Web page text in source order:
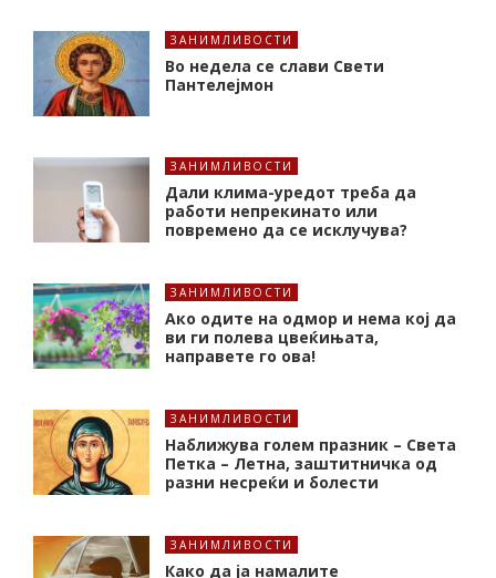
ЗАНИМЛИВОСТИ
Во недела се слави Свети
Пантелејмон
ЗАНИМЛИВОСТИ
Дали клима-уредот треба да
работи непрекинато или
повремено да се исклучува?
ЗАНИМЛИВОСТИ
Ако одите на одмор и нема кој да
ви ги полева цвеќињата,
направете го ова!
ЗАНИМЛИВОСТИ
Наближува голем празник – Света
Петка – Летна, заштитничка од
разни несреќи и болести
ЗАНИМЛИВОСТИ
Како да ја намалите